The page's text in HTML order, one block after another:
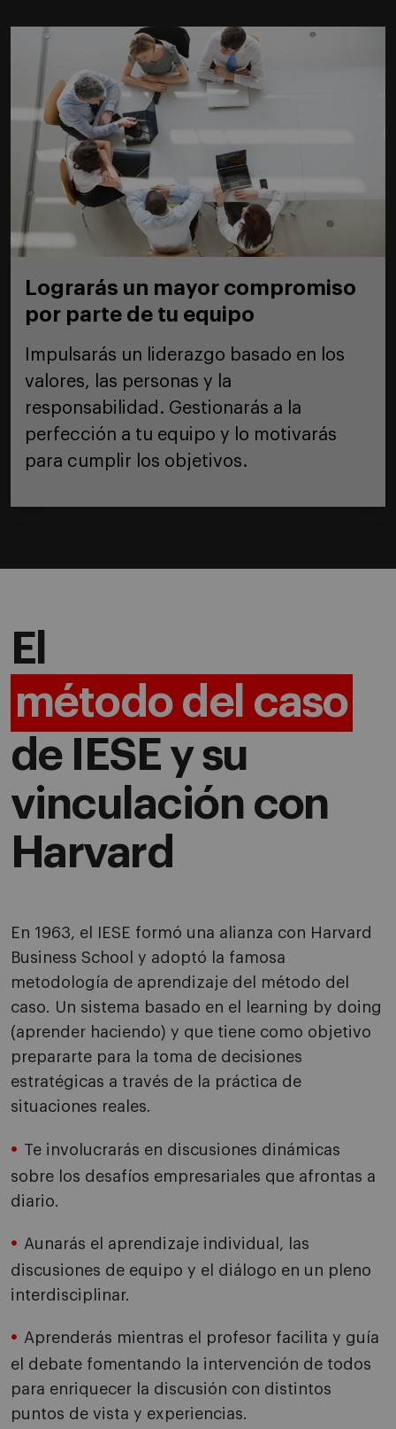
Lograrás un mayor compromiso
por parte de tu equipo
Impulsarás un liderazgo basado en los
valores, las personas y la
responsabilidad. Gestionarás a la
perfección a tu equipo y lo motivarás
para cumplir los objetivos.
El
método del caso
de IESE y su
vinculación con
Harvard
En 1963, el IESE formó una alianza con Harvard
Business School y adoptó la famosa
metodología de aprendizaje del método del
caso. Un sistema basado en el learning by doing
(aprender haciendo) y que tiene como objetivo
prepararte para la toma de decisiones
estratégicas a través de la práctica de
situaciones reales.
Te involucrarás en discusiones dinámicas
sobre los desafíos empresariales que afrontas a
diario.
Aunarás el aprendizaje individual, las
discusiones de equipo y el diálogo en un pleno
interdisciplinar.
Aprenderás mientras el profesor facilita y guía
el debate fomentando la intervención de todos
para enriquecer la discusión con distintos
puntos de vista y experiencias.